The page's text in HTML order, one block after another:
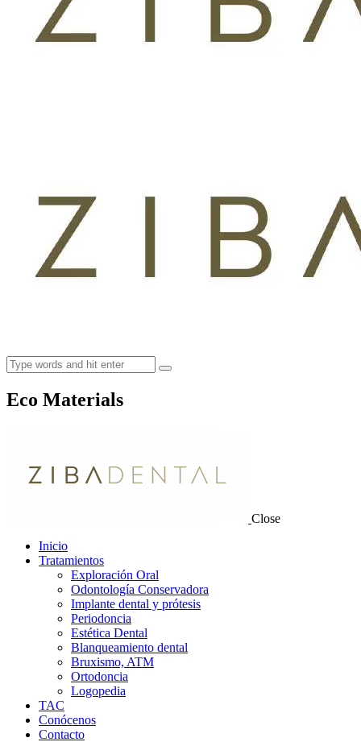
Eco Materials
Close
Inicio
Tratamientos
Exploración Oral
Odontología Conservadora
Implante dental y prótesis
Periodoncia
Estética Dental
Blanqueamiento dental
Bruxismo, ATM
Ortodoncia
Logopedia
TAC
Conócenos
Contacto